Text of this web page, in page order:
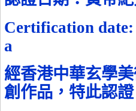
Certification
a
經香港中華玄學
創作品，特此認證